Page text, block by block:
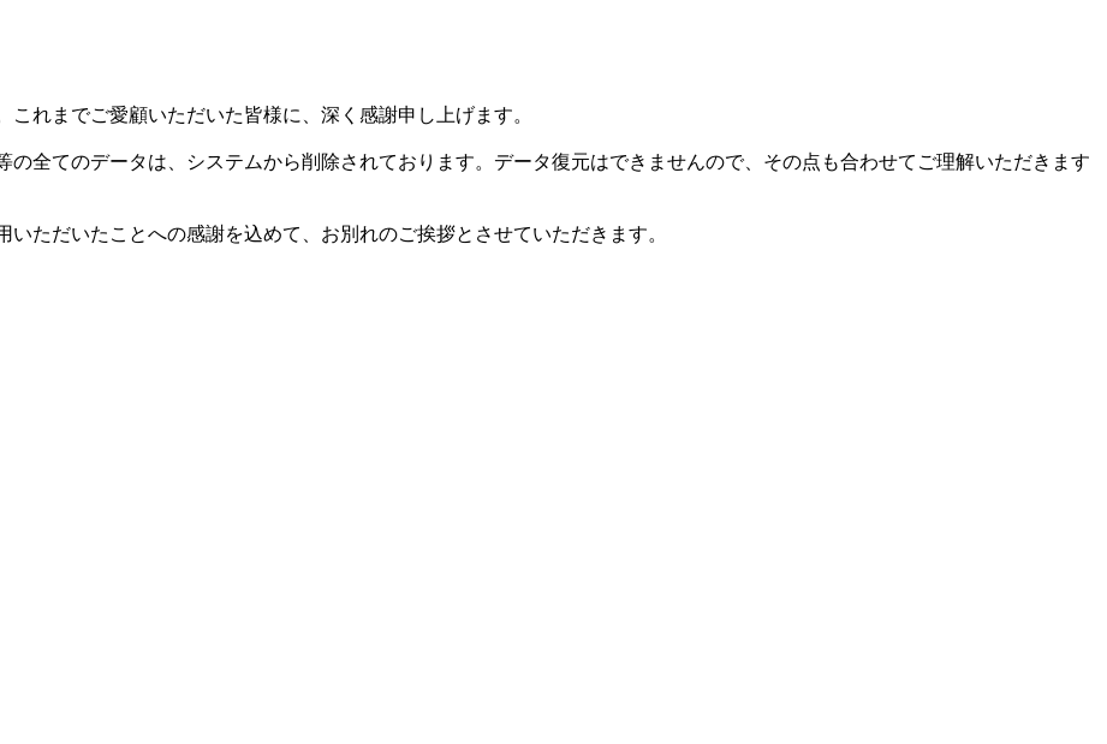
れまでご愛顧いただいた皆様に、深く感謝申し上げます。
全てのデータは、システムから削除されております。データ復元はできませんので、その点も合わせてご理解いただきます
ただいたことへの感謝を込めて、お別れのご挨拶とさせていただきます。